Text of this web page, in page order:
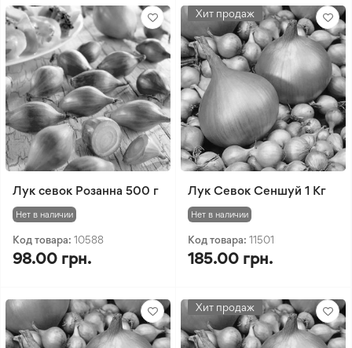
Лук севок Розанна 500 г
Нет в наличии
Код товара: 10588
98.00 грн.
Хит продаж
Лук Севок Сеншуй 1 Кг
Нет в наличии
Код товара: 11501
185.00 грн.
Хит продаж